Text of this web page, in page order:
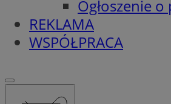
Ogłoszenie o
REKLAMA
WSPÓŁPRACA